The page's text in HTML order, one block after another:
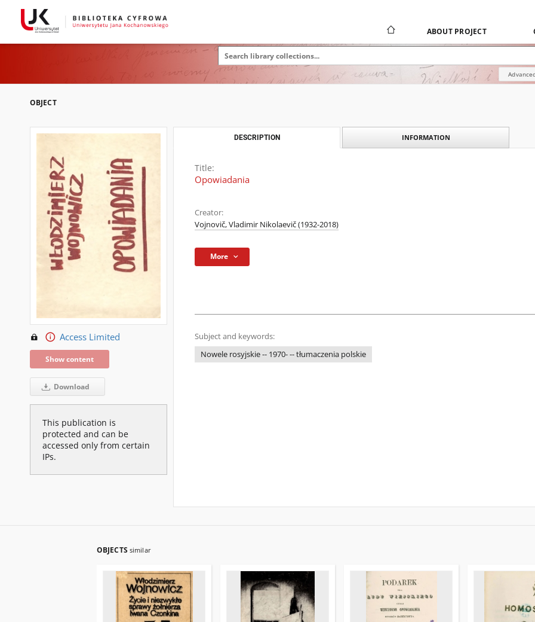
ABOUT PROJECT
OBJECT
Access Limited
Show content
Download
This publication is
protected and can be
accessed only from certain
IPs.
DESCRIPTION INFORMATION
Title:
Opowiadania
Creator:
Vojnovič, Vladimir Nikolaevič (1932-2018)
More
Subject and keywords:
Nowele rosyjskie -- 1970- -- tłumaczenia polskie
OBJECTS similar